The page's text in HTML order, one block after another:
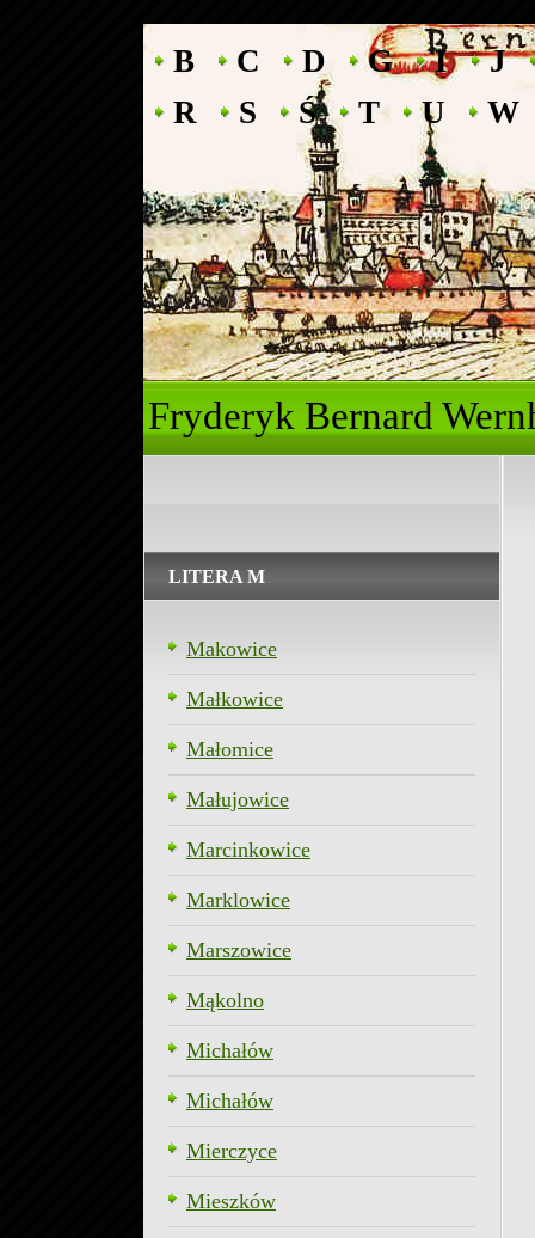
B C D G I
J
R
S Ś T U W
Fryderyk
LITERA M
Makowice
Małkowice
Małomice
Małujowice
Marcinkowice
Marklowice
Marszowice
Mąkolno
Michałów
Michałów
Mierczyce
Mieszków